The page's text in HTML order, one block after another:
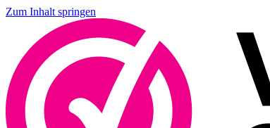
Zum Inhalt springen